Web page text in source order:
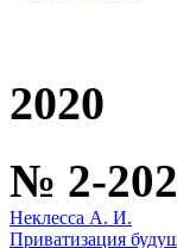
2020
№ 2-
Неклесса А. И.
Приватизация